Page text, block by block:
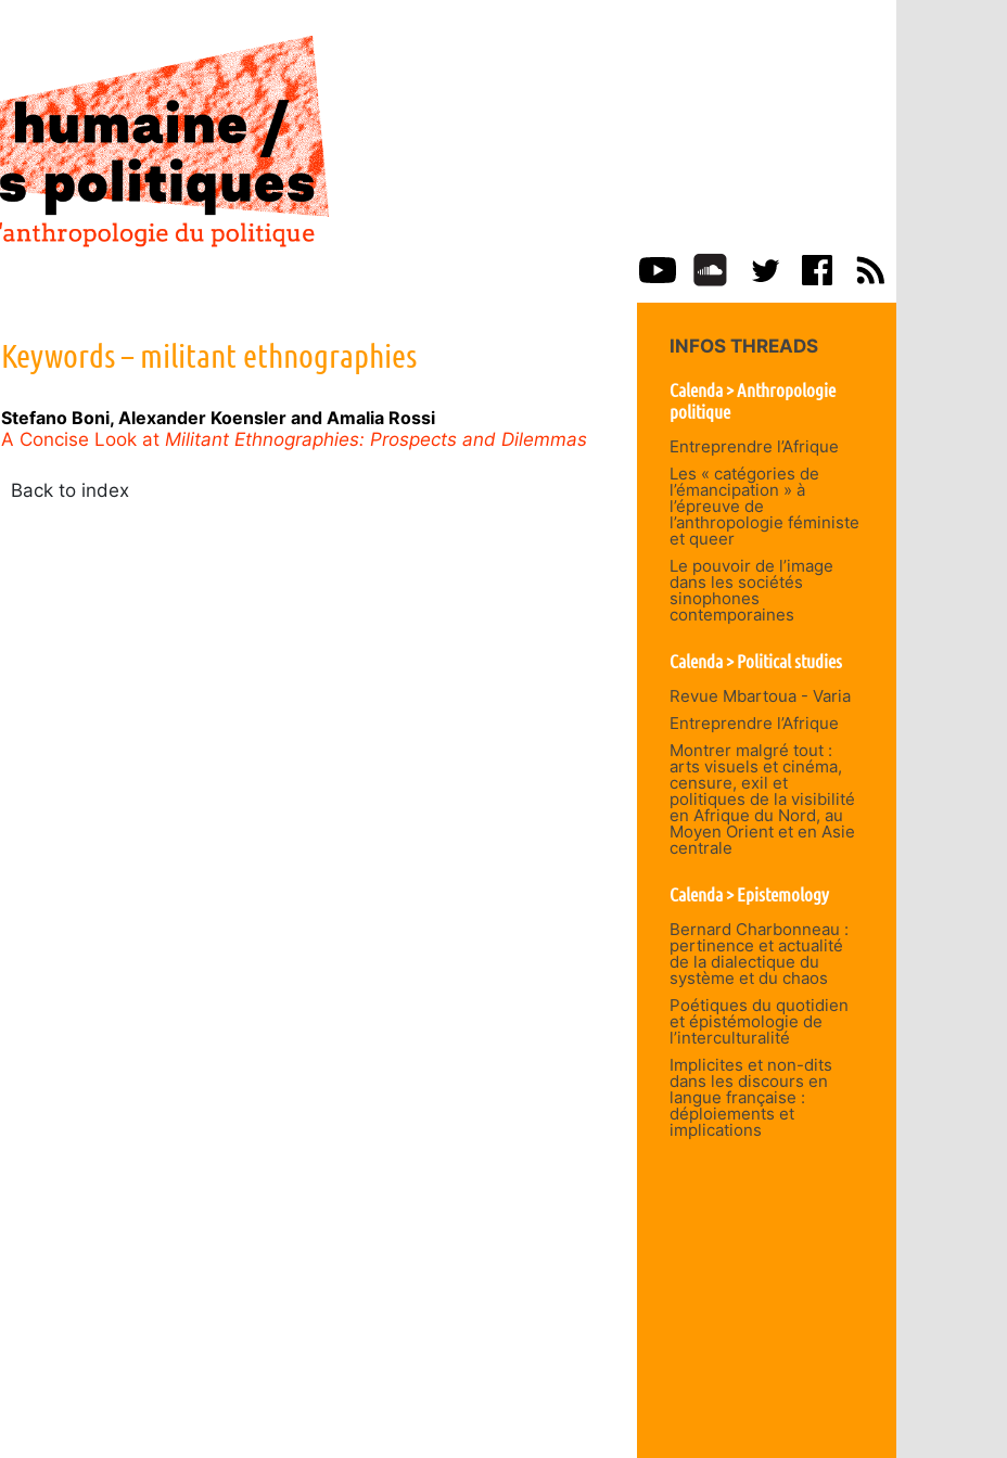
Keywords – militant ethnographies
Stefano Boni, Alexander Koensler and Amalia Rossi
A Concise Look at Militant Ethnographies: Prospects and Dilemmas
Back to index
INFOS THREADS
Calenda > Anthropologie
politique
Entreprendre l’Afrique
Les « catégories de
l’émancipation » à
l’épreuve de
l’anthropologie féministe
et queer
Le pouvoir de l’image
dans les sociétés
sinophones
contemporaines
Calenda > Political studies
Revue Mbartoua - Varia
Entreprendre l’Afrique
Montrer malgré tout :
arts visuels et cinéma,
censure, exil et
politiques de la visibilité
en Afrique du Nord, au
Moyen Orient et en Asie
centrale
Calenda > Epistemology
Bernard Charbonneau :
pertinence et actualité
de la dialectique du
système et du chaos
Poétiques du quotidien
et épistémologie de
l’interculturalité
Implicites et non-dits
dans les discours en
langue française :
déploiements et
implications